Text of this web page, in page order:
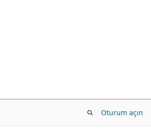
Oturum açın